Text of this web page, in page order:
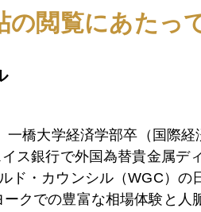
の閲覧にあたっ
一橋大学経済学部卒（国際
ス銀行で外国為替貴金属デ
ド・カウンシル（WGC）の
クでの豊富な相場体験と人